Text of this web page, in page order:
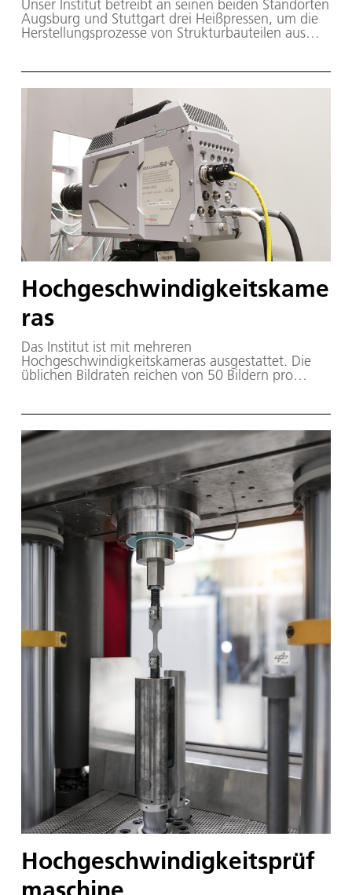
Unser Institut betreibt an seinen beiden Standorten
Augsburg und Stuttgart drei Heißpressen, um die
Herstellungsprozesse von Strukturbauteilen aus
Hochgeschwindigkeitskame
ras
Das Institut ist mit mehreren
Hochgeschwindigkeitskameras ausgestattet. Die
üblichen Bildraten reichen von 50 Bildern pro
Hochgeschwindigkeitsaufprall. Ausgewählte
Messsignale können durch Transientenrekorder
simultan erfasst und synchron dargestellt werden.
Hochgeschwindigkeitsprüf